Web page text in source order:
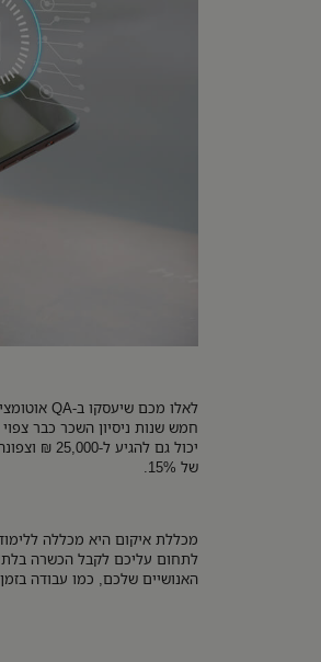
של 15%.
מכללת איקום היא מכללה
לתחום עליכם לקבל הכשרה
האנושיים שלכם, כמו עבודה